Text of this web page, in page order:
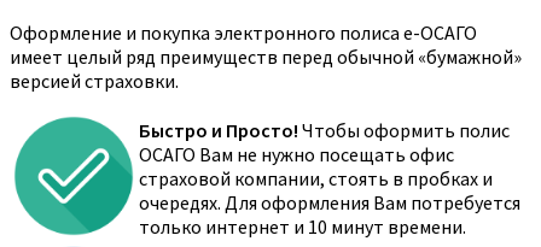
Оформление и покупка электронного полиса е-ОСАГО
имеет целый ряд преимуществ перед обычной «бумажной»
версией страховки.
Быстро и Просто! Чтобы оформить полис
ОСАГО Вам не нужно посещать офис
страховой компании, стоять в пробках и
очередях. Для оформления Вам потребуется
только интернет и 10 минут времени.